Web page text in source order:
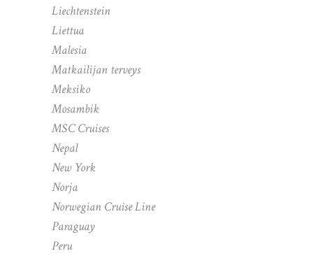
Liechtenstein
Liettua
Malesia
Matkailijan terveys
Meksiko
Mosambik
MSC Cruises
Nepal
New York
Norja
Norwegian Cruise Line
Paraguay
Peru